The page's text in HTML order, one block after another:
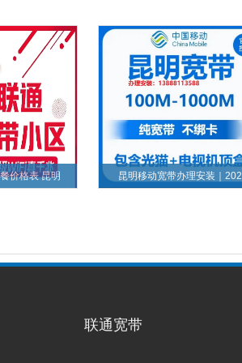
价格表 昆明 昆明移动宽带办理安装｜202
联通宽带